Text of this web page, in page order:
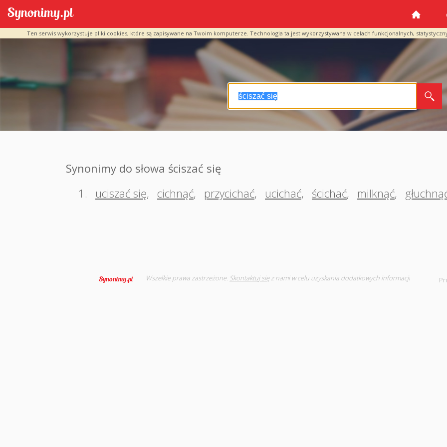
Ten serwis wykorzystuje pliki cookies, które są zapisywane na Twoim komputerze. Technologia ta jest wykorzystywana w celach funkcjonalnych,
Synonimy do słowa ściszać się
1.
uciszać się, cichnąć, przycichać, ucichać, ścichać, milknąć,
Wszelkie prawa zastrzeżone. Skontaktuj sięz nami w celu uzyskania dodatkowych informacji